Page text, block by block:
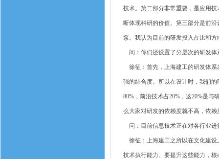
技术。第二部分非常重要，是应用
断体现科研的价值。第三部分是前
泵。我认为目前的研发投入占比和
问：你们还设置了分层次的研发体
徐征：首先，上海建工的研发体系
强的结合度。所以在设计时，我们
80%，前沿技术占20%，这20%是
么大家对研发的依赖度就不高，依
问：目前信息技术正在对各行业进
徐征：上海建工之所以在文化建设
技术执行能力。要提升这些能力，